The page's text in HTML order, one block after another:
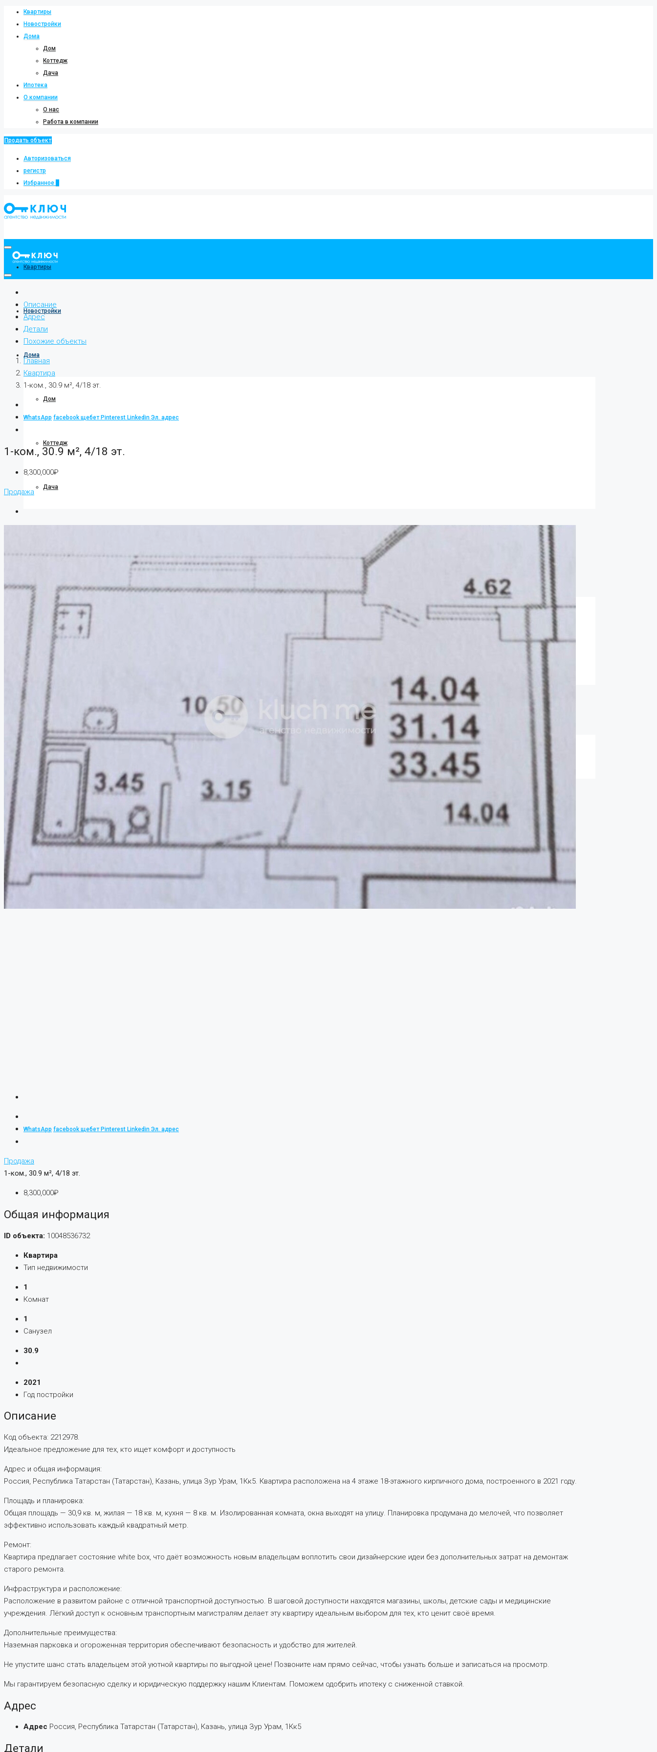
Квартиры
Новостройки
Дома
Дом
Коттедж
Дача
Ипотека
О компании
О нас
Работа в компании
Продать объект
Авторизоваться
регистр
Избранное
Квартиры
Новостройки
Дома
Дом
Коттедж
Дача
О нас
Описание
Адрес
Детали
Похожие объекты
Главная
Квартира
1-ком., 30.9 м², 4/18 эт.
WhatsApp facebook щебет Pinterest Linkedin Эл. адрес
1-ком., 30.9 м², 4/18 эт.
8,300,000₽
Продажа
WhatsApp facebook щебет Pinterest Linkedin Эл. адрес
Продажа
1-ком., 30.9 м², 4/18 эт.
8,300,000₽
Общая информация
ID объекта: 10048536732
Квартира
Тип недвижимости
1
Комнат
1
Санузел
30.9
2021
Год постройки
Описание
Код объекта: 2212978.
Идеальное предложение для тех, кто ищет комфорт и доступность
Адрес и общая информация:
Россия, Республика Татарстан (Татарстан), Казань, улица Зур Урам, 1Кк5. Квартира расположена на 4 этаже 18-этажного кирпичного дома, построенного в 2021 году.
Площадь и планировка:
Общая площадь — 30,9 кв. м, жилая — 18 кв. м, кухня — 8 кв. м. Изолированная комната, окна выходят на улицу. Планировка продумана до мелочей, что позволяет
эффективно использовать каждый квадратный метр.
Ремонт:
Квартира предлагает состояние white box, что даёт возможность новым владельцам воплотить свои дизайнерские идеи без дополнительных затрат на демонтаж
старого ремонта.
Инфраструктура и расположение:
Расположение в развитом районе с отличной транспортной доступностью. В шаговой доступности находятся магазины, школы, детские сады и медицинские
учреждения. Лёгкий доступ к основным транспортным магистралям делает эту квартиру идеальным выбором для тех, кто ценит своё время.
Дополнительные преимущества:
Наземная парковка и огороженная территория обеспечивают безопасность и удобство для жителей.
Не упустите шанс стать владельцем этой уютной квартиры по выгодной цене! Позвоните нам прямо сейчас, чтобы узнать больше и записаться на просмотр.
Мы гарантируем безопасную сделку и юридическую поддержку нашим Клиентам. Поможем одобрить ипотеку с сниженной ставкой.
Адрес
Адрес Россия, Республика Татарстан (Татарстан), Казань, улица Зур Урам, 1Кк5
Детали